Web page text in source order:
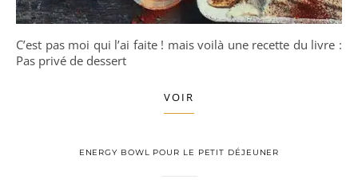
C’est pas moi qui l’ai faite ! mais voilà une recette du livre :
Pas privé de dessert
VOIR
ENERGY BOWL POUR LE PETIT DÉJEUNER